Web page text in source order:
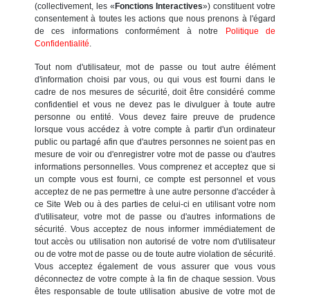
(collectivement, les «Fonctions Interactives») constituent votre
consentement à toutes les actions que nous prenons à l'égard
de ces informations conformément à notre
Politique de
Confidentialité.
Tout nom d'utilisateur, mot de passe ou tout autre élément
d'information choisi par vous, ou qui vous est fourni dans le
cadre de nos mesures de sécurité, doit être considéré comme
confidentiel et vous ne devez pas le divulguer à toute autre
personne ou entité. Vous devez faire preuve de prudence
lorsque vous accédez à votre compte à partir d'un ordinateur
public ou partagé afin que d'autres personnes ne soient pas en
mesure de voir ou d'enregistrer votre mot de passe ou d'autres
informations personnelles. Vous comprenez et acceptez que si
un compte vous est fourni, ce compte est personnel et vous
acceptez de ne pas permettre à une autre personne d'accéder à
ce Site Web ou à des parties de celui-ci en utilisant votre nom
d'utilisateur, votre mot de passe ou d'autres informations de
sécurité. Vous acceptez de nous informer immédiatement de
tout accès ou utilisation non autorisé de votre nom d'utilisateur
ou de votre mot de passe ou de toute autre violation de sécurité.
Vous acceptez également de vous assurer que vous vous
déconnectez de votre compte à la fin de chaque session. Vous
êtes responsable de toute utilisation abusive de votre mot de